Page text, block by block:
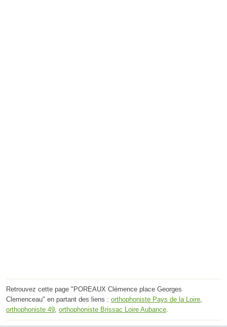
Retrouvez cette page "POREAUX Clémence place Georges
Clemenceau" en partant des liens : orthophoniste Pays de la Loire,
orthophoniste 49, orthophoniste Brissac Loire Aubance.